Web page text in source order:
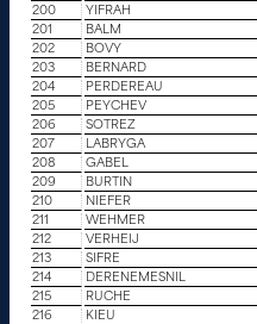
200
YIFRAH
201
BALM
202
BOVY
203
BERNARD
204
PERDEREAU
205
PEYCHEV
206
SOTREZ
207
LABRYGA
208
GABEL
209
BURTIN
210
NIEFER
211
WEHMER
212
VERHEIJ
213
SIFRE
214
DERENEMESNIL
215
RUCHE
216
KIEU